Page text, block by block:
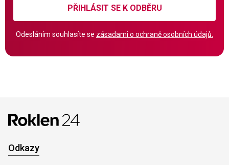
PŘIHLÁSIT SE K ODBĚRU
Odesláním souhlasíte se zásadami o ochraně osobních údajů.
Odkazy